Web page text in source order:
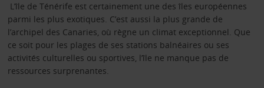
L’île de Ténérife est certainement une des îles européennes
parmi les plus exotiques. C’est aussi la plus grande de
l’archipel des Canaries, où règne un climat exceptionnel. Que
ce soit pour les plages de ses stations balnéaires ou ses
activités culturelles ou sportives, l’île ne manque pas de
ressources surprenantes.